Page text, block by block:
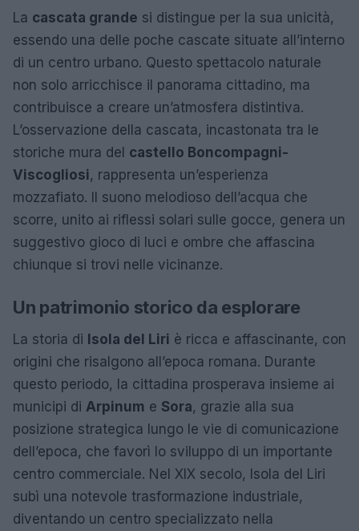
La cascata grande si distingue per la sua unicità,
essendo una delle poche cascate situate all’interno
di un centro urbano. Questo spettacolo naturale
non solo arricchisce il panorama cittadino, ma
contribuisce a creare un’atmosfera distintiva.
L’osservazione della cascata, incastonata tra le
storiche mura del castello Boncompagni-
Viscogliosi, rappresenta un’esperienza
mozzafiato. Il suono melodioso dell’acqua che
scorre, unito ai riflessi solari sulle gocce, genera un
suggestivo gioco di luci e ombre che affascina
chiunque si trovi nelle vicinanze.
Un patrimonio storico da esplorare
La storia di Isola del Liri è ricca e affascinante, con
origini che risalgono all’epoca romana. Durante
questo periodo, la cittadina prosperava insieme ai
municipi di Arpinum e Sora, grazie alla sua
posizione strategica lungo le vie di comunicazione
dell’epoca, che favorì lo sviluppo di un importante
centro commerciale. Nel XIX secolo, Isola del Liri
subì una notevole trasformazione industriale,
diventando un centro specializzato nella